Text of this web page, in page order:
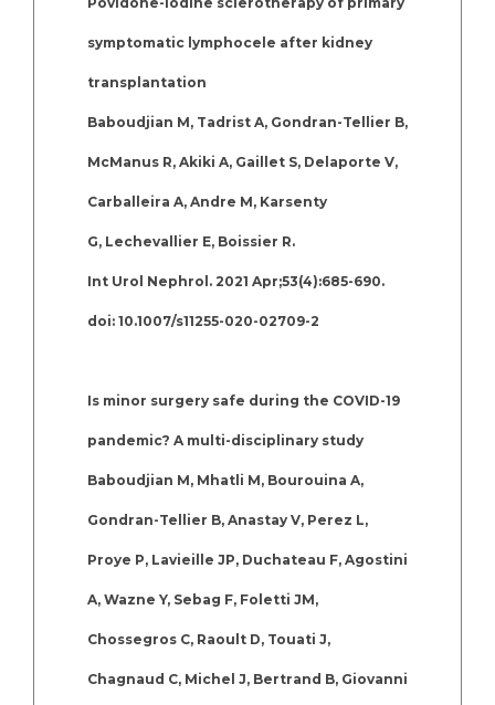
symptomatic lymphocele after kidney
transplantation
Baboudjian M, Tadrist A, Gondran-Tellier B,
McManus R, Akiki A, Gaillet S, Delaporte V,
Carballeira A, Andre M, Karsenty
G, Lechevallier E, Boissier R.
Int Urol Nephrol. 2021 Apr;53(4):685-690.
doi: 10.1007/s11255-020-02709-2
Is minor surgery safe during the COVID-19
pandemic? A multi-disciplinary study
Baboudjian M, Mhatli M, Bourouina A,
Gondran-Tellier B, Anastay V, Perez L,
Proye P, Lavieille JP, Duchateau F, Agostini
A, Wazne Y, Sebag F, Foletti JM,
Chossegros C, Raoult D, Touati J,
Chagnaud C, Michel J, Bertrand B, Giovanni